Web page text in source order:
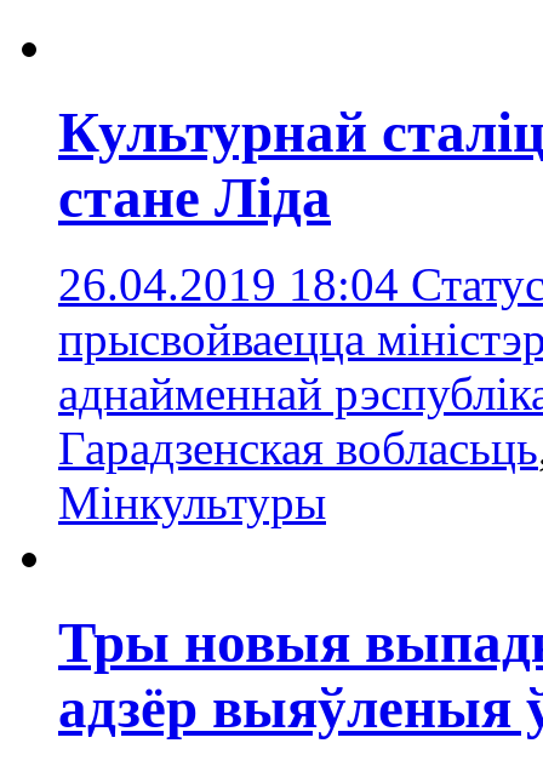
Культурнай
стане Ліда
26.04.2019 18:04
прысвойваецца
аднайменнай
Гарадзенская вобласьць
Мінкультуры
Тры новыя
адзёр выяўленыя